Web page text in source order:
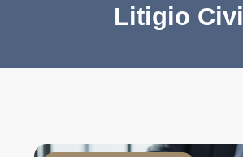
Litigio Civil